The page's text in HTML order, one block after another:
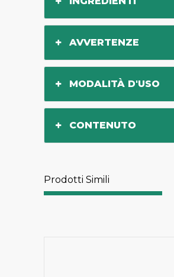
AVVERTENZE
MODALITÀ D'USO
CONTENUTO
Prodotti Simili